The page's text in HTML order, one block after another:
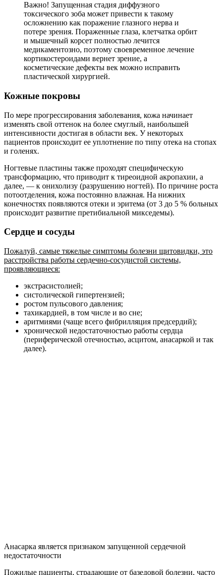
Важно! Запущенная стадия диффузного
токсического зоба может привести к такому
осложнению как поражение глазного нерва и
потере зрения. Пораженные глаза, клетчатка орбит
и мышечный корсет полностью лечится
медикаментозно, поэтому своевременное лечение
кортикостероидами вернет зрение, а
косметические дефекты век можно исправить
пластической хирургией.
Кожные покровы
По мере прогрессирования заболевания, кожа начинает
изменять свой оттенок на более смуглый, наибольшей
интенсивности достигая в области век. У некоторых
пациентов происходит ее уплотнение по типу отека на стопах
и голенях.
Ногтевые пластины также проходят специфическую
трансформацию, что приводит к тиреоидной акропахии, а
далее, — к онихолизу (разрушению ногтей). По причине роста
потоотделения, кожа постоянно влажная. На нижних
конечностях появляются отеки и эритема (от 3 до 5 % больных
происходит развитие претибиальной микседемы).
Сердце и сосуды
Пожалуй, самые тяжелые симптомы болезни щитовидки, это
расстройства работы сердечно-сосудистой системы,
проявляющиеся:
экстрасистолией;
систолической гипертензией;
ростом пульсового давления;
тахикардией, в том числе и во сне;
аритмиями (чаще всего фибрилляция предсердий);
хронической недостаточностью работы сердца
(периферической отечностью, асцитом, анасаркой и так
далее).
Анасарка является признаком запущенной сердечной
недостаточности
Пожилые пациенты, страдающие от базедовой болезни, часто